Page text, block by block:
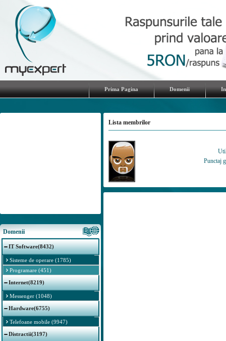
Prima Pagina Domenii
Domenii
IT Software(8432)
Sisteme de operare (1785)
Programare (451)
Internet(8219)
Messenger (1048)
Hardware(6755)
Telefoane mobile (9947)
Distractii(3197)
Lista membrilor
Punctaj